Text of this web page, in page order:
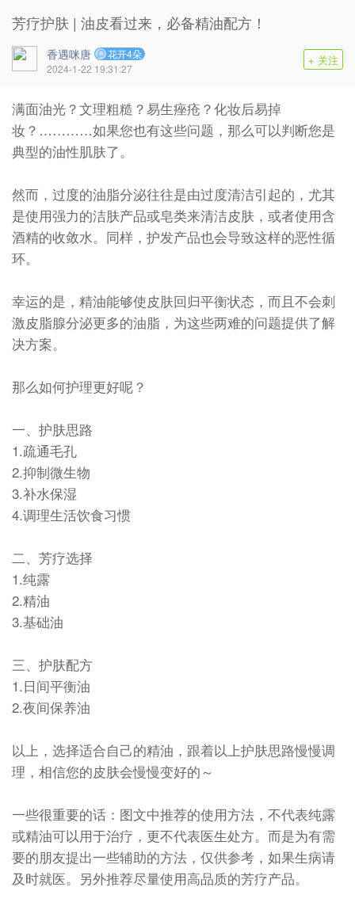
芳疗护肤 | 油皮看过来，必备精油配方！
香遇咪唐
花开4朵
2024-1-22 19:31:27
+ 关注
满面油光？文理粗糙？易生痤疮？化妆后易掉
妆？…………如果您也有这些问题，那么可以判断您是
典型的油性肌肤了。
然而，过度的油脂分泌往往是由过度清洁引起的，尤其
是使用强力的洁肤产品或皂类来清洁皮肤，或者使用含
酒精的收敛水。同样，护发产品也会导致这样的恶性循
环。
幸运的是，精油能够使皮肤回归平衡状态，而且不会刺
激皮脂腺分泌更多的油脂，为这些两难的问题提供了解
决方案。
那么如何护理更好呢？
一、护肤思路
1.疏通毛孔
2.抑制微生物
3.补水保湿
4.调理生活饮食习惯
二、芳疗选择
1.纯露
2.精油
3.基础油
三、护肤配方
1.日间平衡油
2.夜间保养油
以上，选择适合自己的精油，跟着以上护肤思路慢慢调
理，相信您的皮肤会慢慢变好的～
一些很重要的话：图文中推荐的使用方法，不代表纯露
或精油可以用于治疗，更不代表医生处方。而是为有需
要的朋友提出一些辅助的方法，仅供参考，如果生病请
及时就医。另外推荐尽量使用高品质的芳疗产品。